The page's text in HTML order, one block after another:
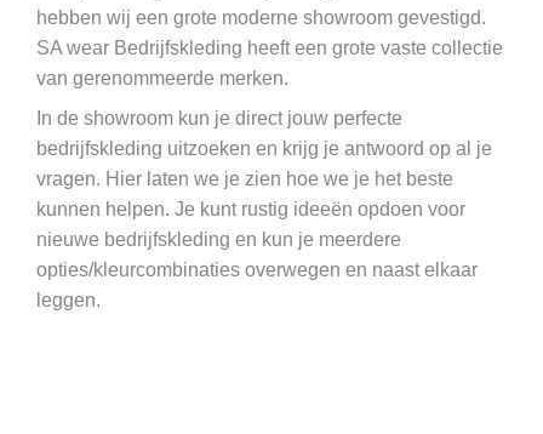
hebben wij een grote moderne showroom gevestigd.
SA wear Bedrijfskleding heeft een grote vaste collectie
van gerenommeerde merken.
In de showroom kun je direct jouw perfecte
bedrijfskleding uitzoeken en krijg je antwoord op al je
vragen. Hier laten we je zien hoe we je het beste
kunnen helpen. Je kunt rustig ideeën opdoen voor
nieuwe bedrijfskleding en kun je meerdere
opties/kleurcombinaties overwegen en naast elkaar
leggen.